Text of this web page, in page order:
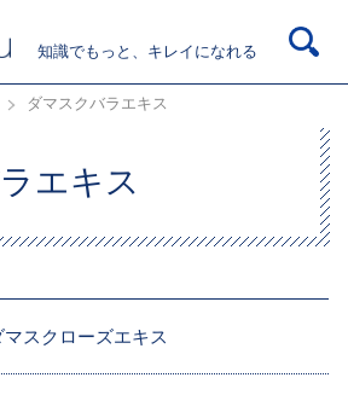
知識でもっと、キレイになれる
ダマスクバラエキス
エキス
マスクローズエキス